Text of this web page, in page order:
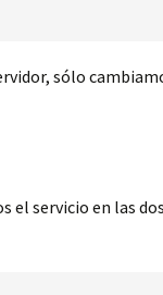
sólo
el servicio en las